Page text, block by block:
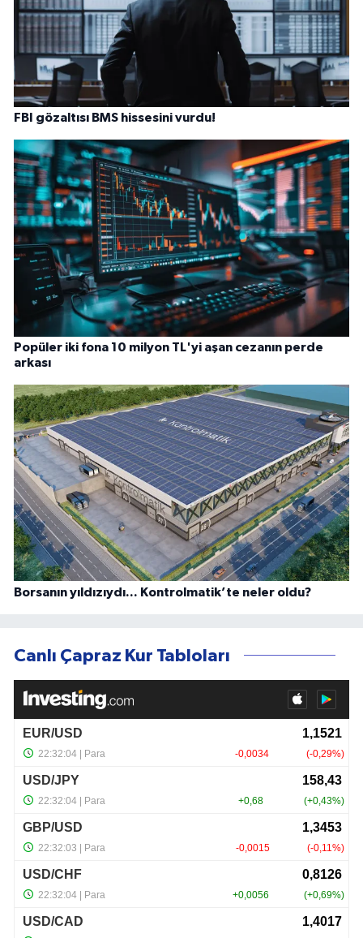
FBI gözaltısı BMS hissesini vurdu!
Popüler iki fona 10 milyon TL'yi aşan cezanın perde
arkası
Borsanın yıldızıydı... Kontrolmatik’te neler oldu?
Canlı Çapraz Kur Tabloları